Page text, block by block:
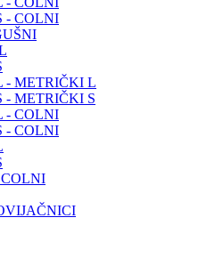
- COLNI
- METRIČKI L
- METRIČKI S
- COLNI
- COLNI